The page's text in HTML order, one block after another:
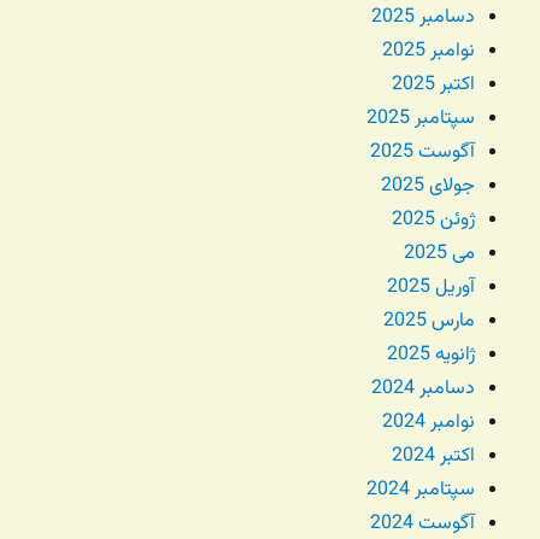
دسامبر 2025
نوامبر 2025
اکتبر 2025
سپتامبر 2025
آگوست 2025
جولای 2025
ژوئن 2025
می 2025
آوریل 2025
مارس 2025
ژانویه 2025
دسامبر 2024
نوامبر 2024
اکتبر 2024
سپتامبر 2024
آگوست 2024